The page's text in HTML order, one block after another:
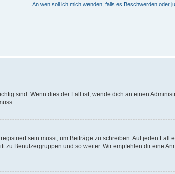
An wen soll ich mich wenden, falls es Beschwerden oder
sind. Wenn dies der Fall ist, wende dich an einen
sein musst, um Beiträge zu schreiben. Auf jeden
Benutzergruppen und so weiter. Wir empfehlen dir eine